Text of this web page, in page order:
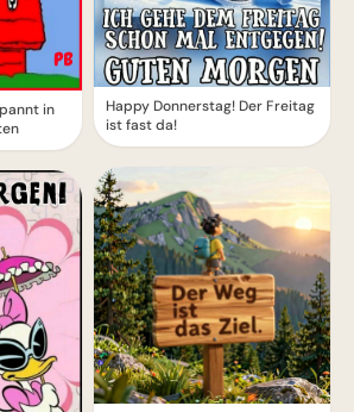
in
Happy Donnerstag! Der Freitag
ist fast da!